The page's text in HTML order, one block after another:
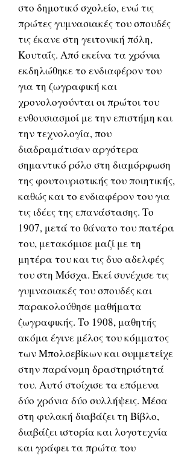
στο δημοτικό σχολείο, ενώ τις
πρώτες γυμνασιακές του σπουδές
τις έκανε στη γειτονική πόλη,
Κουταΐς. Από εκείνα τα χρόνια
εκδηλώθηκε το ενδιαφέρον του
για τη ζωγραφική και
χρονολογούνται οι πρώτοι του
ενθουσιασμοί με την επιστήμη και
την τεχνολογία, που
διαδραμάτισαν αργότερα
σημαντικό ρόλο στη διαμόρφωση
της φουτουριστικής του ποιητικής,
καθώς και το ενδιαφέρον του για
τις ιδέες της επανάστασης. Το
1907, μετά το θάνατο του πατέρα
του, μετακόμισε μαζί με τη
μητέρα του και τις δυο αδελφές
του στη Μόσχα. Εκεί συνέχισε τις
γυμνασιακές του σπουδές και
παρακολούθησε μαθήματα
ζωγραφικής. Το 1908, μαθητής
ακόμα έγινε μέλος του κόμματος
των Μπολσεβίκων και συμμετείχε
στην παράνομη δραστηριότητά
του. Αυτό στοίχισε τα επόμενα
δύο χρόνια δύο συλλήψεις. Μέσα
στη φυλακή διαβάζει τη Βίβλο,
διαβάζει ιστορία και λογοτεχνία
και γράφει τα πρώτα του